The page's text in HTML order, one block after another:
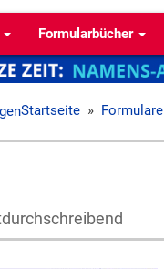
Formularbücher
Startseite » Formulare